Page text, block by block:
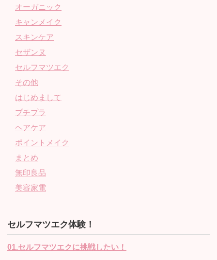
オーガニック
キャンメイク
スキンケア
セザンヌ
セルフマツエク
その他
はじめまして
プチプラ
ヘアケア
ポイントメイク
まとめ
無印良品
美容家電
セルフマツエク体験！
01.セルフマツエクに挑戦したい！